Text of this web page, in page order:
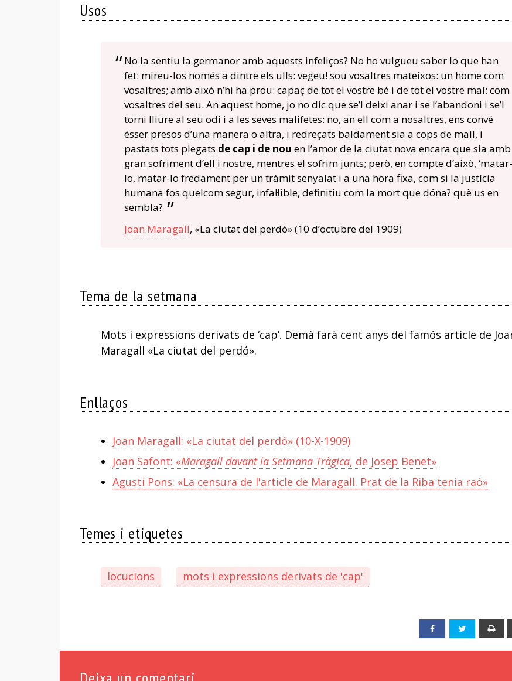
Usos
No la sentiu la germanor amb aquests infeliços? No ho vulgueu saber lo que han
fet: mireu-los només a dintre els ulls: vegeu! sou vosaltres mateixos: un home com
vosaltres; amb això n’hi ha prou: capaç de tot el vostre bé i de tot el vostre mal: com
vosaltres del seu. An aquest home, jo no dic que se’l deixi anar i se l’abandoni i se’l
torni lliure al seu odi i a les seves malifetes: no, an ell com a nosaltres, ens convé
ésser presos d’una manera o altra, i redreçats baldament sia a cops de mall, i
pastats tots plegats de cap i de nou en l’amor de la ciutat nova encara que sia amb
gran sofriment d’ell i nostre, mentres el sofrim junts; però, en compte d’això, ‘matar-
lo, matar-lo fredament per un tràmit senyalat i a una hora fixa, com si la justícia
humana fos quelcom segur, infal·lible, definitiu com la mort que dóna? què us en
sembla?
Joan Maragall, «La ciutat del perdó» (10 d’octubre del 1909)
Tema de la setmana
Mots i expressions derivats de ‘cap’. Demà farà cent anys del famós article de
Maragall «La ciutat del perdó».
Enllaços
Joan Maragall: «La ciutat del perdó» (10-X-1909)
Joan Safont: «Maragall davant la Setmana Tràgica, de Josep Benet»
Agustí Pons: «La censura de l'article de Maragall. Prat de la Riba tenia raó»
Temes i etiquetes
locucions mots i expressions derivats de 'cap'
Facebook Twitter